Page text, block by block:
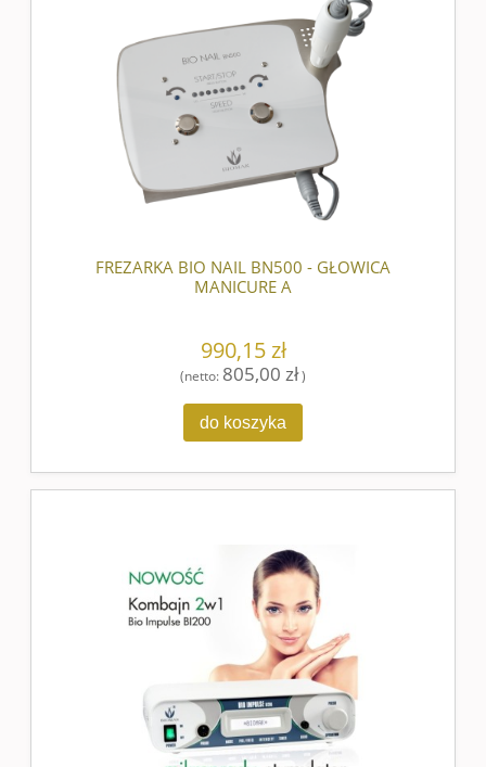
FREZARKA BIO NAIL BN500 - GŁOWICA
MANICURE A
990,15 zł
(netto: 805,00 zł)
do koszyka